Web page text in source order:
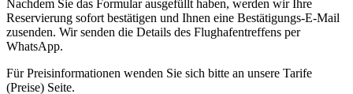
Nachdem Sie das Formular ausgefüllt haben, werden wir Ihre
Reservierung sofort bestätigen und Ihnen eine Bestätigungs-E-Mail
zusenden. Wir senden die Details des Flughafentreffens per
WhatsApp.
Für Preisinformationen wenden Sie sich bitte an unsere Tarife
(Preise) Seite.